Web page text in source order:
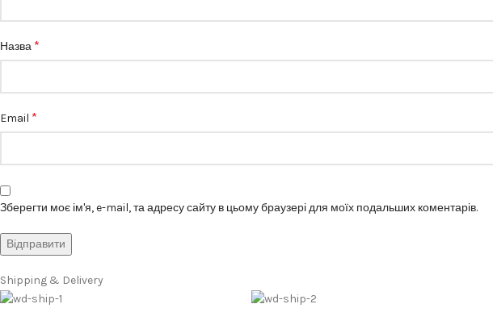
Назва *
Email *
Зберегти моє ім'я, e-mail, та адресу сайту в цьому браузері для моїх подальших коментарів.
Shipping & Delivery